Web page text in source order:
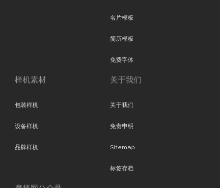
名片模板
简历模板
免费字体
样机素材
包装样机
设备样机
品牌样机
关于我们
关于我们
免责申明
Sitemap
标签存档